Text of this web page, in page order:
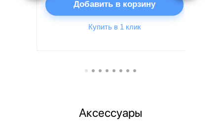
Добавить в корзину
Купить в 1 клик
Аксессуары